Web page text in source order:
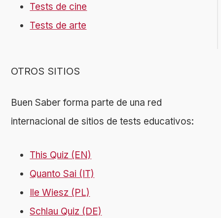
Tests de cine
Tests de arte
OTROS SITIOS
Buen Saber forma parte de una red
internacional de sitios de tests educativos:
This Quiz (EN)
Quanto Sai (IT)
Ile Wiesz (PL)
Schlau Quiz (DE)